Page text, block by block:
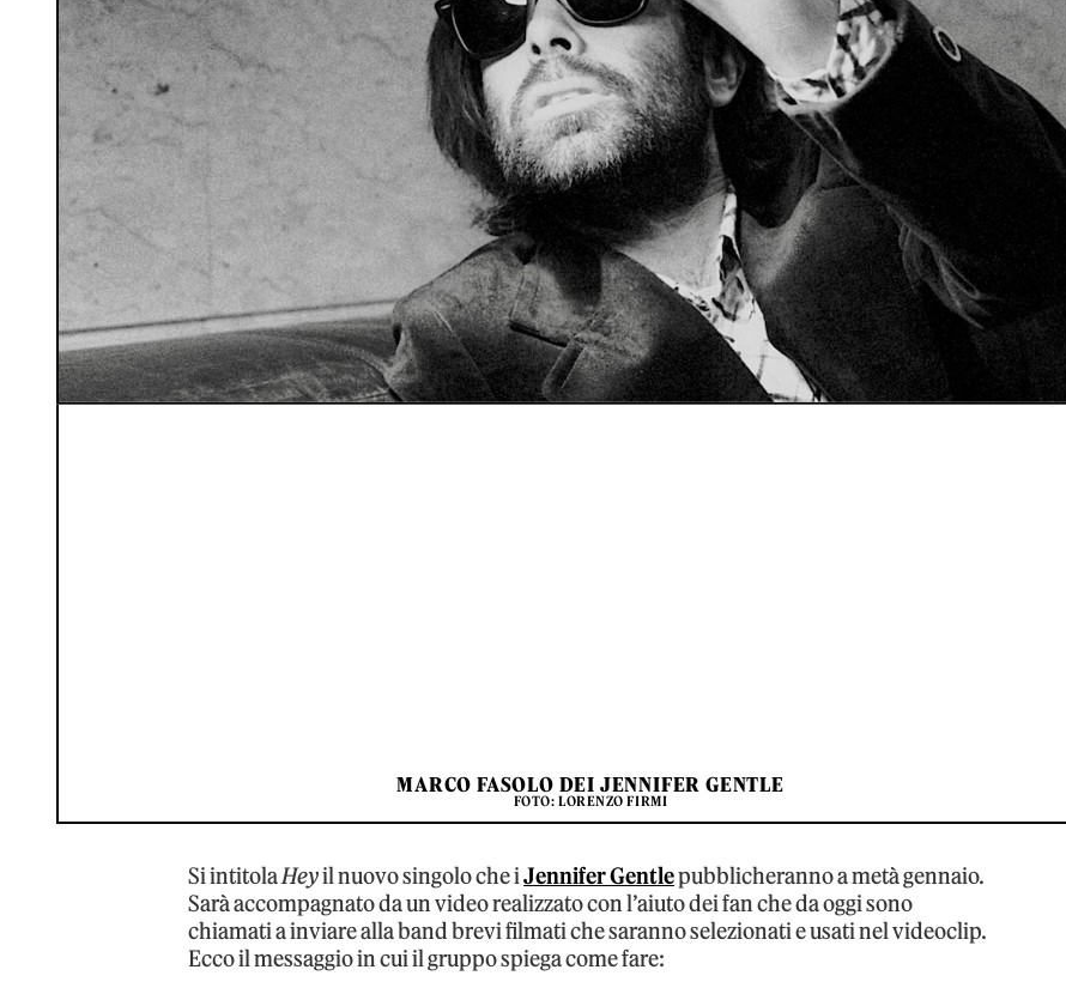
MARCO FASOLO DEI JENNIFER GENTLE
FOTO: LORENZO FIRMI
Si intitolaHeyil nuovo singolo che iJennifer Gentlepubblicheranno a metà gennaio.
Sarà accompagnato da un video realizzato con l’aiuto dei fan che da oggi sono
chiamati a inviare alla band brevi filmati che saranno selezionati e usati nel videoclip.
Ecco il messaggio in cui il gruppo spiega come fare: